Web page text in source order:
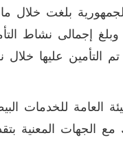
بلغت خلال
رأسا، وبلغ إجمالى نشاط
تم التأمين عليها
العامة للخدمات
مع الجهات المعنية